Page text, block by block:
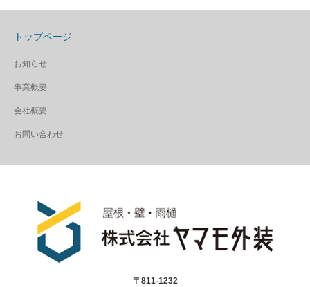
トップページ
お知らせ
事業概要
会社概要
お問い合わせ
〒811-1232